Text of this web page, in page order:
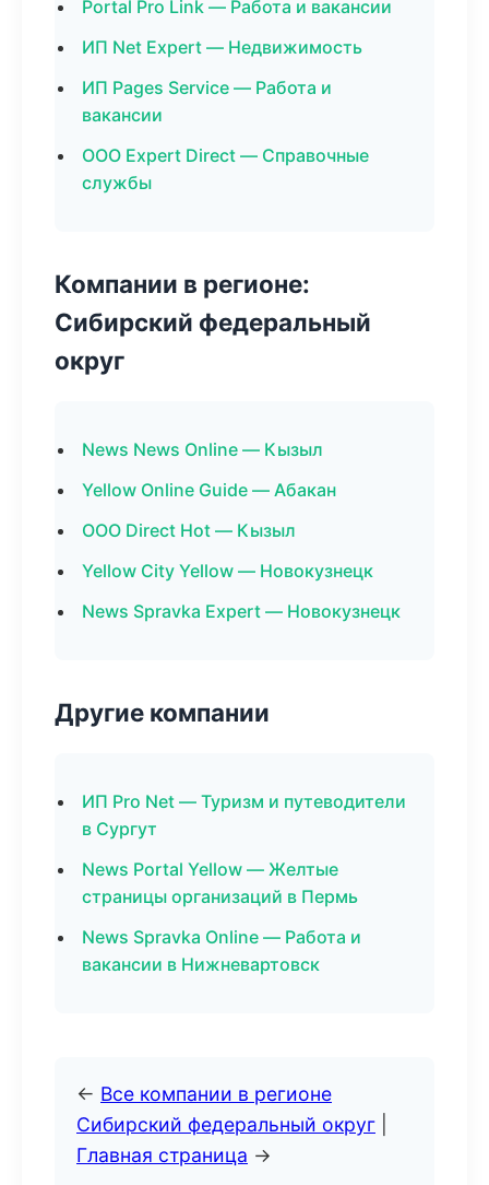
Portal Pro Link — Работа и вакансии
ИП Net Expert — Недвижимость
ИП Pages Service — Работа и
вакансии
ООО Expert Direct — Справочные
службы
Компании в регионе:
Сибирский федеральный
округ
News News Online — Кызыл
Yellow Online Guide — Абакан
ООО Direct Hot — Кызыл
Yellow City Yellow — Новокузнецк
News Spravka Expert — Новокузнецк
Другие компании
ИП Pro Net — Туризм и путеводители
в Сургут
News Portal Yellow — Желтые
страницы организаций в Пермь
News Spravka Online — Работа и
вакансии в Нижневартовск
← Все компании в регионе
Сибирский федеральный округ
Главная страница →